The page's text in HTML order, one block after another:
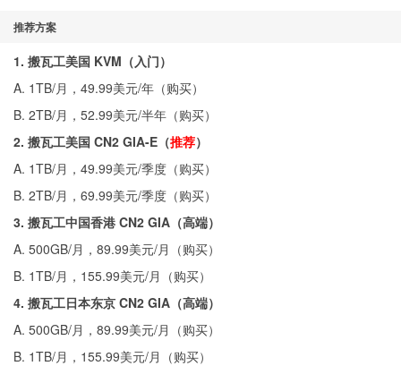
推荐方案
1. 搬瓦工美国 KVM（入门）
A. 1TB/月，49.99美元/年（购买）
B. 2TB/月，52.99美元/半年（购买）
2. 搬瓦工美国 CN2 GIA-E（推荐）
A. 1TB/月，49.99美元/季度（购买）
B. 2TB/月，69.99美元/季度（购买）
3. 搬瓦工中国香港 CN2 GIA（高端）
A. 500GB/月，89.99美元/月（购买）
B. 1TB/月，155.99美元/月（购买）
4. 搬瓦工日本东京 CN2 GIA（高端）
A. 500GB/月，89.99美元/月（购买）
B. 1TB/月，155.99美元/月（购买）